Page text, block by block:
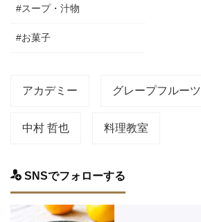
#スープ・汁物
#お菓子
アカデミー グレープフルーツ
中村 哲也 料理教室
SNSでフォローする